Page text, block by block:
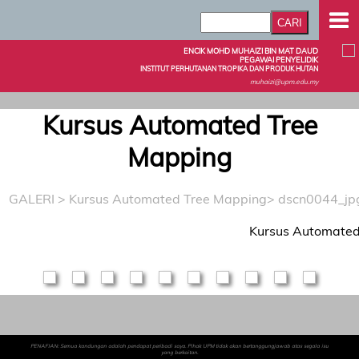
ENCIK MOHD MUHAIZI BIN MAT DAUD
PEGAWAI PENYELIDIK
INSTITUT PERHUTANAN TROPIKA DAN PRODUK HUTAN
muhaizi@upm.edu.my
Kursus Automated Tree
Mapping
GALERI > Kursus Automated Tree Mapping>
Kursus
PENAFIAN: Semua kandungan adalah pendapat peribadi saya. Pihak UPM tidak akan bertanggungjawab atas segala isu
yang berkaitan.